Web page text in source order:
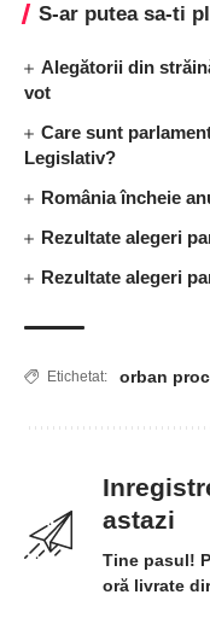
S-ar putea sa-ti
Alegătorii din
vot
Care sunt
Legislativ?
România încheie
Rezultate alegeri
Rezultate alegeri
Etichetat: orban
astazi
Tine pasul!
oră livrate